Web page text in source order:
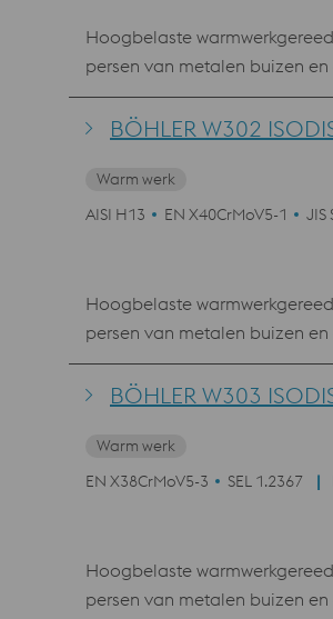
Hoogbelaste
persen van metalen buizen
productie van schroeven,
warmschaarmessen,
BÖHLER W302
Warm werk
AISI H13
EN X40CrMoV5-1 JIS
Hoogbelaste
persen van metalen buizen
productie van schroeven,
warmschaarmessen,
BÖHLER W303
Warm werk
EN X38CrMoV5-3
SEL 1.2367
Hoogbelaste
persen van metalen buizen